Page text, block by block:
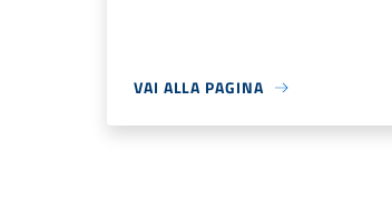
VAI ALLA PAGINA